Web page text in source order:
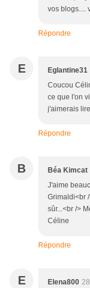
vos blogs....
Répondre
E Eglantine31
Coucou
ce que l'on
j'aimerais
Répondre
B Béa Kimcat
J'aime
Grimaldi<br
sûr...<br />
Céline
Répondre
E Elena800